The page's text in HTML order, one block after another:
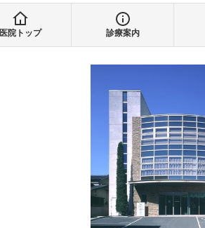
医院トップ 診療案内